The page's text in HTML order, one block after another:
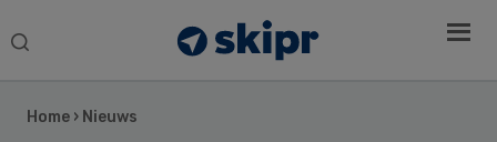
Search
Home › Nieuws
Sidebar